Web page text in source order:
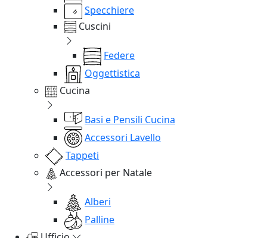
Specchiere
Cuscini
Federe
Oggettistica
Cucina
Basi e Pensili Cucina
Accessori Lavello
Tappeti
Accessori per Natale
Alberi
Palline